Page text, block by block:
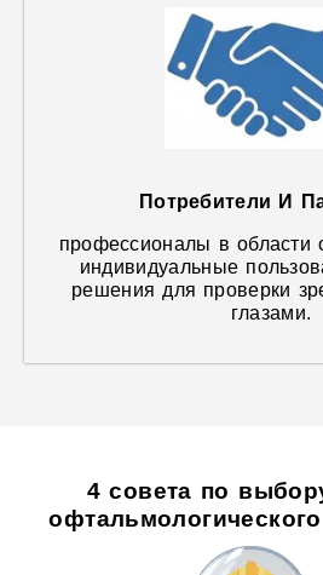
Потребители И
профессионалы в области
индивидуальные
решения для проверки
глазами.
4 совета по